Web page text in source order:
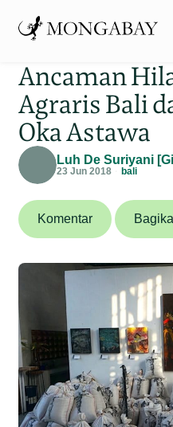
Ancaman
Agraris Bali
Oka Astawa
Luh De Suriyani
23 Jun 2018 bali
Komentar